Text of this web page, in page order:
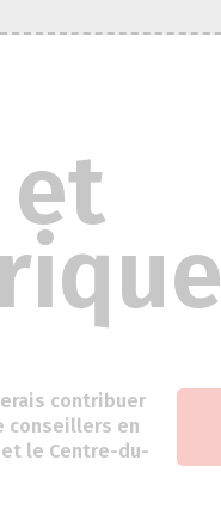
contribuer
conseillers en
le Centre-du-